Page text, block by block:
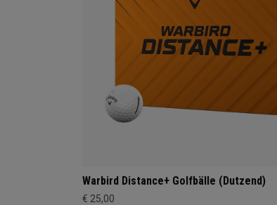
Warbird Distance+ Golfbälle (Dutzend)
€ 25,00